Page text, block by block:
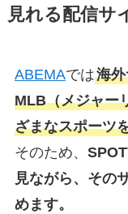
見れる配信サ
ABEMAでは海
MLB（メジャー
ざまなスポーツ
そのため、
見ながら、その
めます。